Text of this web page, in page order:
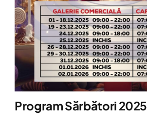
Program Sărbători 2025